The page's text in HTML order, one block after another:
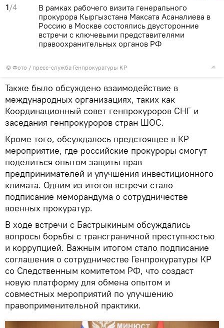
1/4
© Фото / пресс-служба Генпрокуратуры КР
В рамках рабочего визита генерального
прокурора Кыргызстана Максата Асаналиева в
Россию в Москве состоялись двусторонние
встречи с ключевыми представителями
правоохранительных органов РФ
Также было обсуждено взаимодействие в
международных организациях, таких как
Координационный совет генпрокуроров СНГ и
заседания генпрокуроров стран ШОС.
Кроме того, обсуждалось предстоящее в КР
мероприятие, где российские прокуроры смогут
поделиться опытом защиты прав
предпринимателей и улучшения инвестиционного
климата. Одним из итогов встречи стало
подписание меморандума о сотрудничестве
военных прокуратур.
В ходе встречи с Бастрыкиным обсуждались
вопросы борьбы с трансграничной преступностью
и коррупцией. Важным итогом стало подписание
соглашения о сотрудничестве Генпрокуратуры КР
со Следственным комитетом РФ, что создаст
новую платформу для обмена опытом и
совместных мероприятий по улучшению
правоприменительной практики.